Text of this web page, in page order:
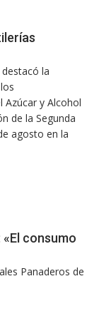
destacó la
y Alcohol
de la Segunda
agosto en la
consumo
Panaderos de